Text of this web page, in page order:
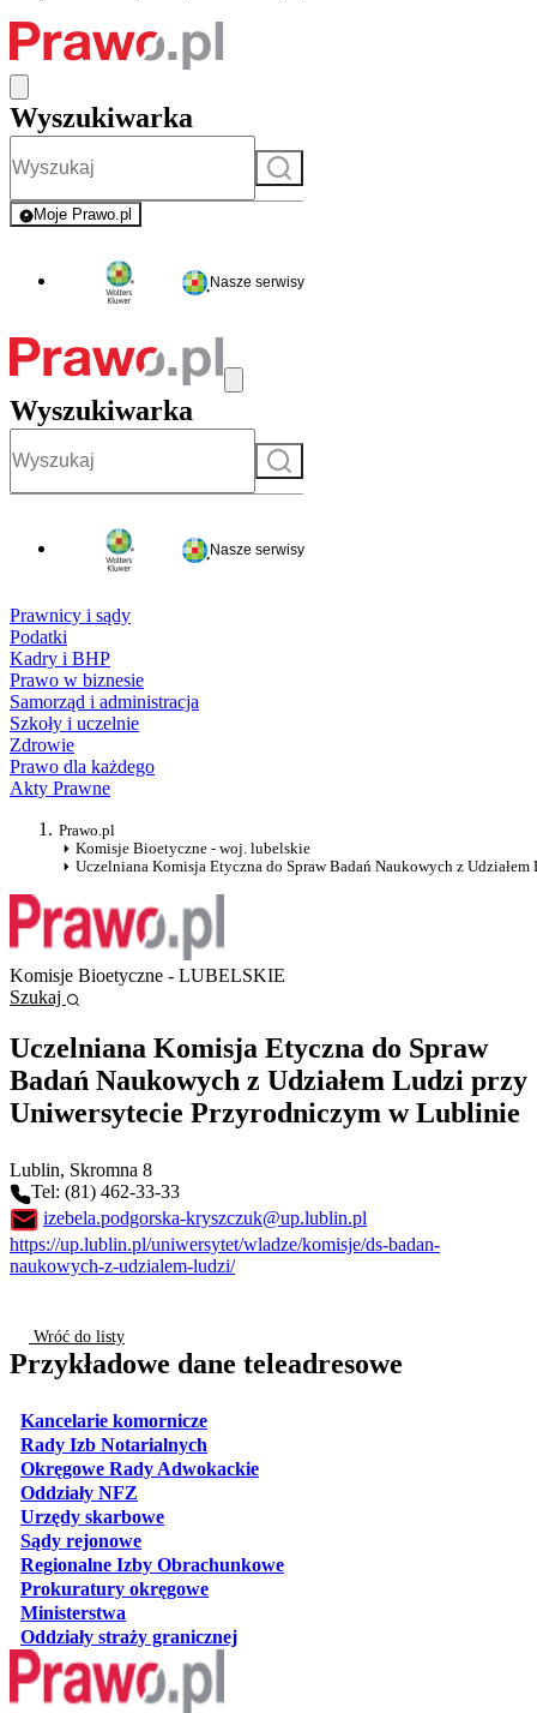
Wyszukiwarka
Szukaj
Moje Prawo.pl
- rejestracja i logowanie do serwisu
Nasze serwisy
Wyszukiwarka
Szukaj
Nasze serwisy
Prawnicy i sądy
Podatki
Kadry i BHP
Prawo w biznesie
Samorząd i administracja
Szkoły i uczelnie
Zdrowie
Prawo dla każdego
Akty Prawne
Prawo.pl
Komisje Bioetyczne - woj. lubelskie
Uczelniana Komisja Etyczna do Spraw Badań Naukowych z
Komisje Bioetyczne - LUBELSKIE
Szukaj
Uczelniana Komisja Etyczna do Spraw
Badań Naukowych z Udziałem Ludzi przy
Uniwersytecie Przyrodniczym w Lublinie
Lublin, Skromna 8
Tel: (81) 462-33-33
izebela.podgorska-kryszczuk@up.lublin.pl
https://up.lublin.pl/uniwersytet/wladze/komisje/ds-badan-
naukowych-z-udzialem-ludzi/
Wróć do listy
Przykładowe dane teleadresowe
Kancelarie komorniczeotwiera się w nowej karcie
Rady Izb Notarialnych
Okręgowe Rady Adwokackieotwiera się w nowej karcie
Oddziały NFZ
Urzędy skarboweotwiera się w nowej karcie
Sądy rejonoweotwiera się w nowej karcie
Regionalne Izby Obrachunkoweotwiera się w nowej karcie
Prokuratury okręgoweotwiera się w nowej karcie
Ministerstwa
Oddziały straży granicznejotwiera się w nowej karcie